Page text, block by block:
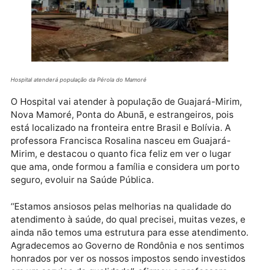
Hospital atenderá população da Pérola do Mamoré
Nova Mamoré, Ponta do Abunã, e estrangeiros, pois
está localizado na fronteira entre Brasil e Bolívia. A
professora Francisca Rosalina nasceu em Guajará-
Mirim, e destacou o quanto fica feliz em ver o lugar
que ama, onde formou a família e considera um